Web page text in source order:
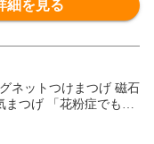
細を見る
グネットつけまつげ 磁石
まつげ 「花粉症でも快
まつ毛 軽量 磁石 マ
繰り返し使える 負担